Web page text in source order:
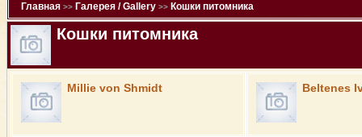
Главная >> Галерея / Gallery >> Кошки питомника
Кошки питомника
Millie von Shmidt Beltenes